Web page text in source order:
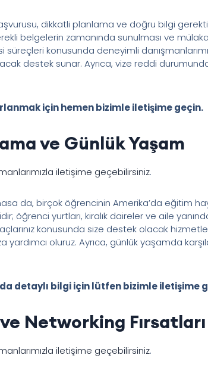
dikkatli planlama ve doğru bilgi
belgelerin zamanında sunulması ve mülakat
konusunda deneyimli
destek sunar. Ayrıca, vize reddi
için hemen bizimle iletişime geçin.
ve Günlük Yaşam
iletişime geçebilirsiniz.
da, birçok öğrencinin Amerika’da eğitim
öğrenci yurtları, kiralık daireler ve aile
konusunda size destek olacak
oluruz. Ayrıca, günlük yaşamda
detaylı bilgi için lütfen bizimle iletişime
Networking Fırsatları
iletişime geçebilirsiniz.